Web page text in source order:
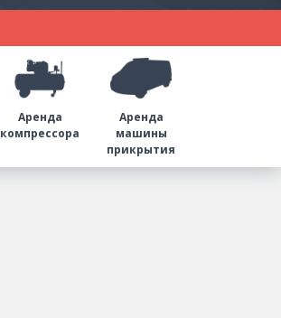
Аренда
компрессора
Аренда
машины
прикрытия